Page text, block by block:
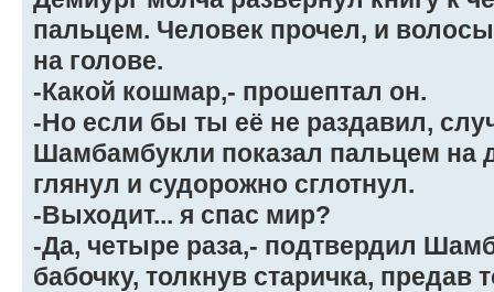
пальцем. Человек прочел, и
на голове.
-Какой кошмар,- прошептал он.
-Но если бы ты её не раздавил,
Шамбамбукли показал пальцем на
глянул и судорожно сглотнул.
-Выходит... я спас мир?
-Да, четыре раза,- подтвердил
бабочку, толкнув старичка, предав